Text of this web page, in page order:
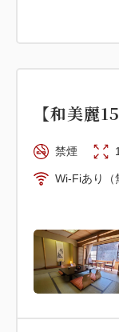
【和美麗
禁煙
Wi-Fiあり（